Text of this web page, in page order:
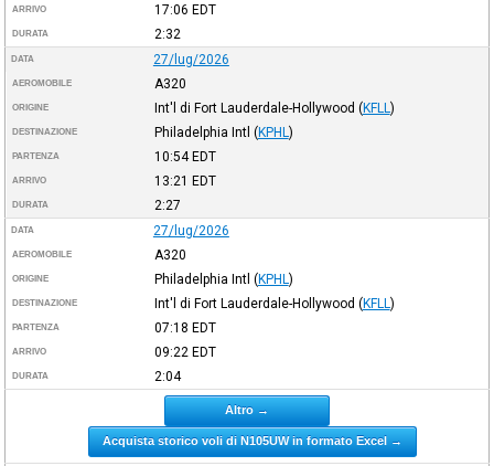
ARRIVO 17:06 EDT
DURATA 2:32
DATA 27/lug/2026
AEROMOBILE A320
ORIGINE Int'l di Fort Lauderdale-Hollywood (KFLL )
DESTINAZIONE Philadelphia Intl (KPHL )
PARTENZA 10:54EDT
ARRIVO 13:21 EDT
DURATA 2:27
DATA 27/lug/2026
AEROMOBILE A320
ORIGINE Philadelphia Intl (KPHL )
DESTINAZIONE Int'l di Fort Lauderdale-Hollywood (KFLL )
PARTENZA 07:18 EDT
ARRIVO 09:22 EDT
DURATA 2:04
Altro →
Acquista storico voli di N105UW in formato Excel →